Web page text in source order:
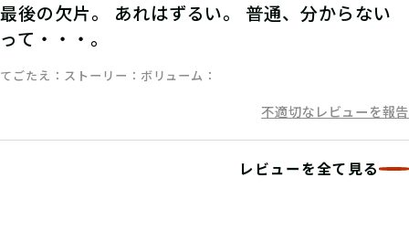
074.答えを入力する
マイページで【クリアキーワード】を
入力して、ポイント手に入れよう！
最後の欠片。 あれはずるい。 普通、分からない
って・・・。
てごたえ ストーリー ボリューム
不適切なレビューを報告
レビューを全て見る